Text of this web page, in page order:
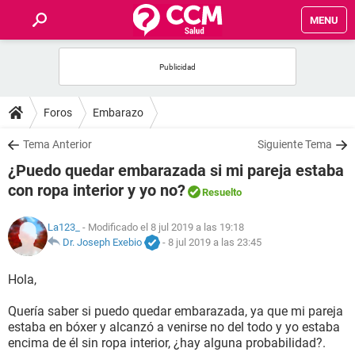
MENU
FOROS
SALUD
FAMILIA
NUTRICIÓN
SEXUALIDAD
GLOSARIO
Foros Embarazo
Tema Anterior Siguiente Tema
¿Puedo quedar embarazada si mi pareja estaba
con ropa interior y yo no?
Resuelto
La123_ - Modificado el 8 jul 2019 a las 19:18
Dr. Joseph Exebio
- 8 jul 2019 a las 23:45
Hola,
Quería saber si puedo quedar embarazada, ya que mi pareja
estaba en bóxer y alcanzó a venirse no del todo y yo estaba
encima de él sin ropa interior, ¿hay alguna probabilidad?.